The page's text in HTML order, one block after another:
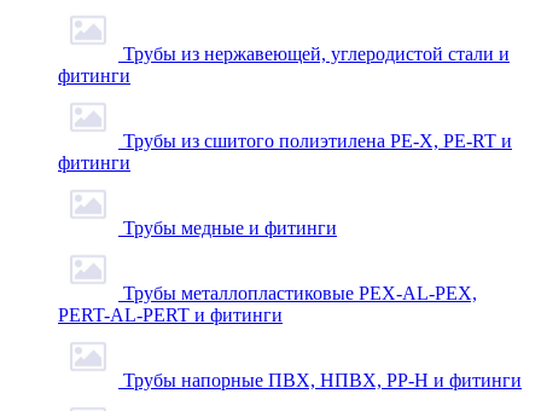
Трубы из нержавеющей, углеродистой стали и
фитинги
Трубы из сшитого полиэтилена PE-X, PE-RT и
фитинги
Трубы медные и фитинги
Трубы металлопластиковые PEX-AL-PEX,
PERT-AL-PERT и фитинги
Трубы напорные ПВХ, НПВХ, PP-H и фитинги